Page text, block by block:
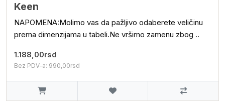
Keen
NAPOMENA:Molimo vas da pažljivo odaberete veličinu
prema dimenzijama u tabeli.Ne vršimo zamenu zbog ..
1.188,00rsd
Bez PDV-a: 990,00rsd